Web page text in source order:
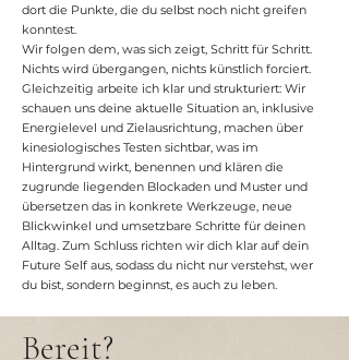
dort die Punkte, die du selbst noch nicht greifen
konntest.
Wir folgen dem, was sich zeigt, Schritt für Schritt.
Nichts wird übergangen, nichts künstlich forciert.
Gleichzeitig arbeite ich klar und strukturiert: Wir
schauen uns deine aktuelle Situation an, inklusive
Energielevel und Zielausrichtung, machen über
kinesiologisches Testen sichtbar, was im
Hintergrund wirkt, benennen und klären die
zugrunde liegenden Blockaden und Muster und
übersetzen das in konkrete Werkzeuge, neue
Blickwinkel und umsetzbare Schritte für deinen
Alltag. Zum Schluss richten wir dich klar auf dein
Future Self aus, sodass du nicht nur verstehst, wer
du bist, sondern beginnst, es auch zu leben.
Bereit?